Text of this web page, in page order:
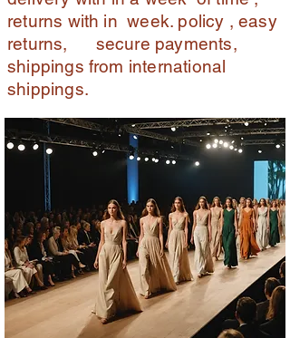
returns with in week. policy , easy
returns, secure payments,
shippings from international
shippings.